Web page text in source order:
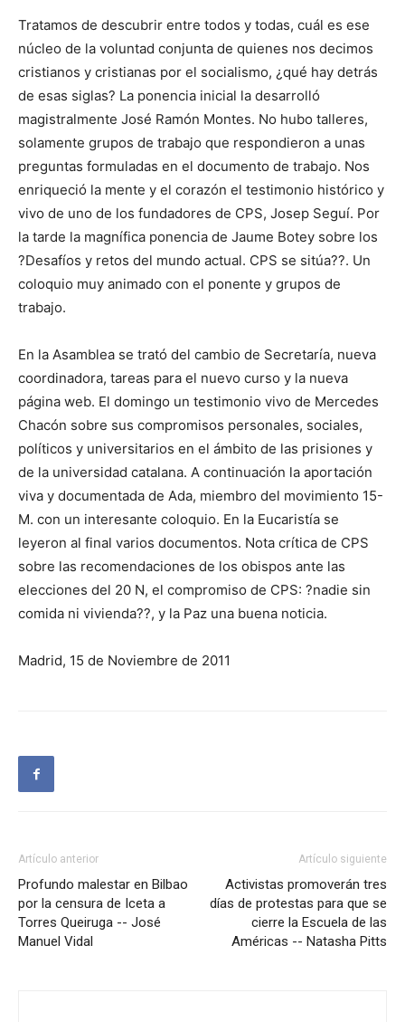
Tratamos de descubrir entre todos y todas, cuál es ese
núcleo de la voluntad conjunta de quienes nos decimos
cristianos y cristianas por el socialismo, ¿qué hay detrás
de esas siglas? La ponencia inicial la desarrolló
magistralmente José Ramón Montes. No hubo talleres,
solamente grupos de trabajo que respondieron a unas
preguntas formuladas en el documento de trabajo. Nos
enriqueció la mente y el corazón el testimonio histórico y
vivo de uno de los fundadores de CPS, Josep Seguí. Por
la tarde la magnífica ponencia de Jaume Botey sobre los
?Desafíos y retos del mundo actual. CPS se sitúa??. Un
coloquio muy animado con el ponente y grupos de
trabajo.
En la Asamblea se trató del cambio de Secretaría, nueva
coordinadora, tareas para el nuevo curso y la nueva
página web. El domingo un testimonio vivo de Mercedes
Chacón sobre sus compromisos personales, sociales,
políticos y universitarios en el ámbito de las prisiones y
de la universidad catalana. A continuación la aportación
viva y documentada de Ada, miembro del movimiento 15-
M. con un interesante coloquio. En la Eucaristía se
leyeron al final varios documentos. Nota crítica de CPS
sobre las recomendaciones de los obispos ante las
elecciones del 20 N, el compromiso de CPS: ?nadie sin
comida ni vivienda??, y la Paz una buena noticia.
Madrid, 15 de Noviembre de 2011
Artículo anterior
Profundo malestar en Bilbao
por la censura de Iceta a
Torres Queiruga -- José
Manuel Vidal
Artículo siguiente
Activistas promoverán tres
días de protestas para que se
cierre la Escuela de las
Américas -- Natasha Pitts